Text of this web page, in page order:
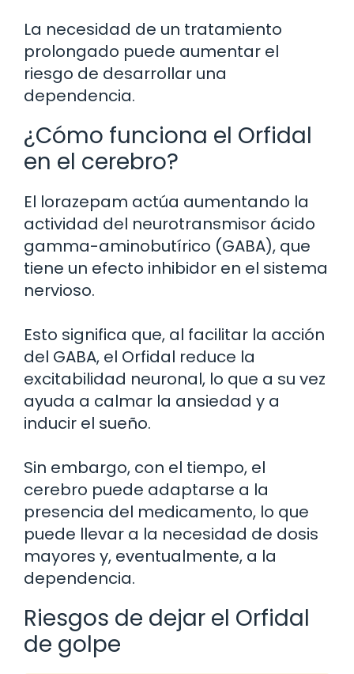
La necesidad de un tratamiento
prolongado puede aumentar el
riesgo de desarrollar una
dependencia.
¿Cómo funciona el Orfidal
en el cerebro?
El lorazepam actúa aumentando la
actividad del neurotransmisor ácido
gamma-aminobutírico (GABA), que
tiene un efecto inhibidor en el sistema
nervioso.
Esto significa que, al facilitar la acción
del GABA, el Orfidal reduce la
excitabilidad neuronal, lo que a su vez
ayuda a calmar la ansiedad y a
inducir el sueño.
Sin embargo, con el tiempo, el
cerebro puede adaptarse a la
presencia del medicamento, lo que
puede llevar a la necesidad de dosis
mayores y, eventualmente, a la
dependencia.
Riesgos de dejar el Orfidal
de golpe